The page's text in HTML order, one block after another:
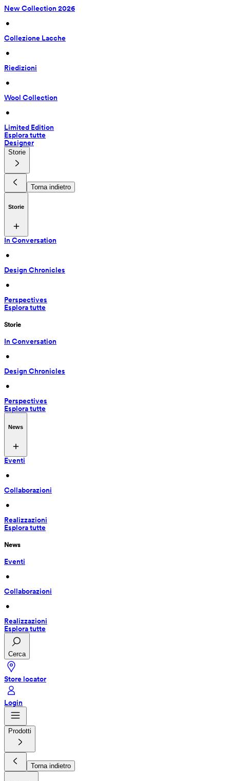
New Collection 2026
•
Collezione Lacche
•
Riedizioni
•
Wool Collection
•
Limited Edition
Esplora tutte
Designer
Storie
Torna indietro
Storie
In Conversation
•
Design Chronicles
•
Perspectives
Esplora tutte
Storie
In Conversation
•
Design Chronicles
•
Perspectives
Esplora tutte
News
Eventi
•
Collaborazioni
•
Realizzazioni
Esplora tutte
News
Eventi
•
Collaborazioni
•
Realizzazioni
Esplora tutte
Cerca
Store locator
Login
Prodotti
Torna indietro